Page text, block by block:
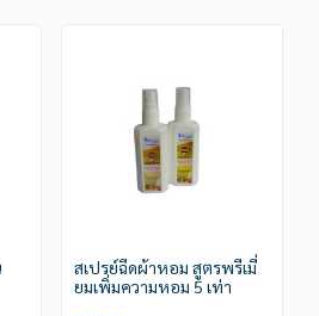
สเปรย์ฉีดผ้าหอม สูตรพรีเมี่
ยมเพิ่มความหอม 5 เท่า